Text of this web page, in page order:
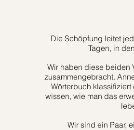
Die Schöpfung leitet
Tagen, in
Wir haben diese beiden
zusammengebracht.
Wörterbuch
wissen, wie man das
Wir sind ein Paar,